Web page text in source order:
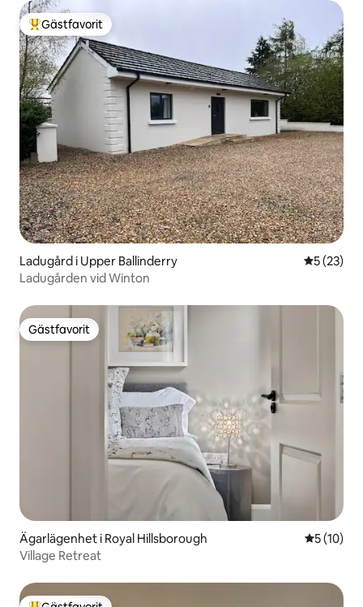
Populär gästfavorit
Gästfavorit
Ladugård i Upper Ballinderry 5 av 5 i
5 (23)
Ladugården vid Winton
Gästfavorit
Gästfavorit
Ägarlägenhet i Royal Hillsborough 5 av 5 i
5 (10)
Village Retreat